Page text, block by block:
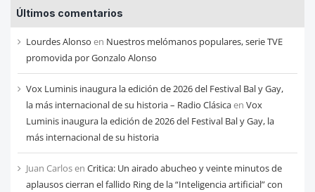
de
cada
mes
Últimos comentarios
Lourdes Alonso en Nuestros melómanos populares, serie TVE
promovida por Gonzalo Alonso
Vox Luminis inaugura la edición de 2026 del Festival Bal y Gay,
la más internacional de su historia – Radio Clásicaen Vox
Luminis inaugura la edición de 2026 del Festival Bal y Gay, la
más internacional de su historia
Juan Carlosen Critica: Un airado abucheo y veinte minutos de
aplausos cierran el fallido Ring de la “Inteligencia artificial” con